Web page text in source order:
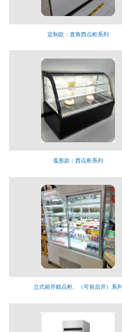
定制款：直角西点柜系列
弧形款：西点柜系列
立式前开糕点柜、（可前后开）系列